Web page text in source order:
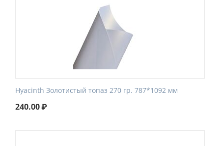
Hyacinth Золотистый топаз 270 гр. 787*1092 мм
240.00₽